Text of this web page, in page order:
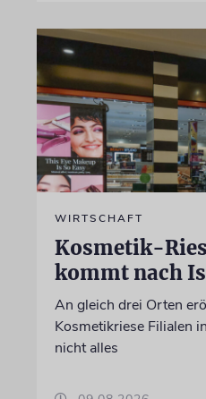
WIRTSCHAFT
Kosmetik-
kommt nach
An gleich drei Orten
Kosmetikriese Filialen
nicht alles